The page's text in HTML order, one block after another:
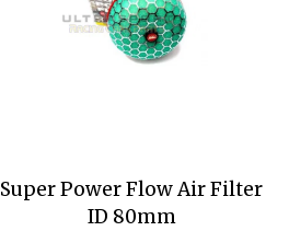
Super Power Flow Air Filter
ID 80mm